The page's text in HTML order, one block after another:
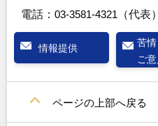
電話： 03-3581-4321 （代表）
情報提供
苦情
ご
ページの上部へ戻る